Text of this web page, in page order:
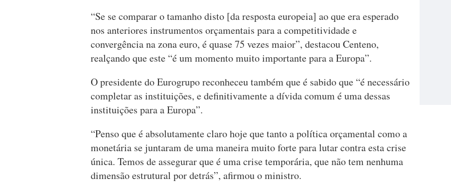
“Se se comparar o tamanho disto [da resposta europeia] ao que era esperado
nos anteriores instrumentos orçamentais para a competitividade e
convergência na zona euro, é quase 75 vezes maior”, destacou Centeno,
realçando que este “é um momento muito importante para a Europa”.
O presidente do Eurogrupo reconheceu também que é sabido que “é necessário
completar as instituições, e definitivamente a dívida comum é uma dessas
instituições para a Europa”.
“Penso que é absolutamente claro hoje que tanto a política orçamental como a
monetária se juntaram de uma maneira muito forte para lutar contra esta crise
única. Temos de assegurar que é uma crise temporária, que não tem nenhuma
dimensão estrutural por detrás”, afirmou o ministro.